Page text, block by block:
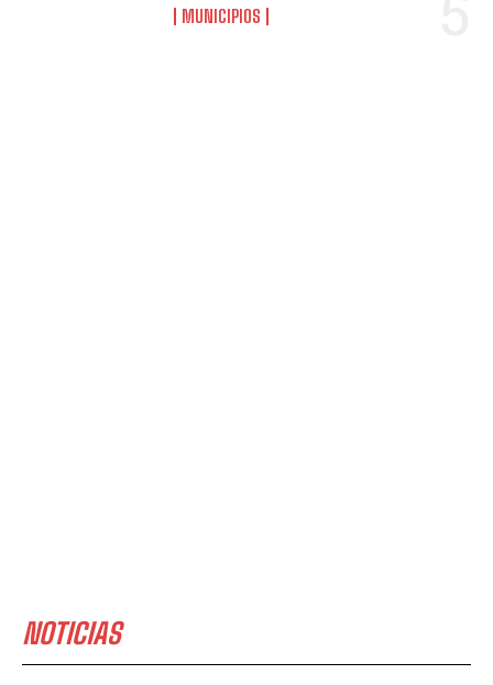
MUNICIPIOS
NOTICIAS